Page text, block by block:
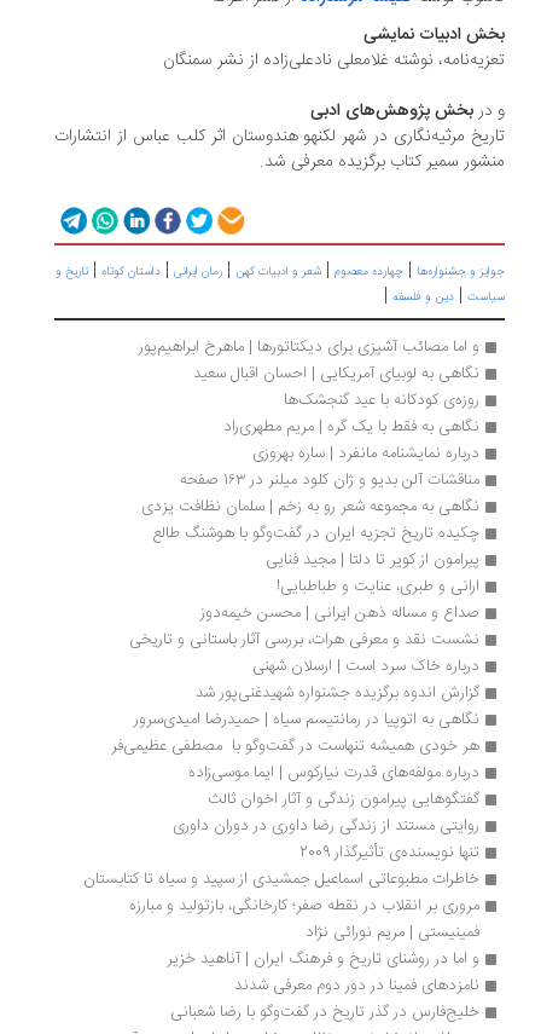
بخش ادبیات نمایشی
تعزیه‌نامه، نوشته غلامعلی نادعلی‌زاده از نشر سمنگان
و دربخش پژوهش‌های ادبی
تاریخ مرثیه‌نگاری در شهر لکنهو هندوستان اثر کلب عباس از انتشارات
منشور سمیر کتاب برگزیده معرفی شد.
جوایز و جشنواره‌ها | چهارده معصوم | شعر و ادبیات کهن | رمان ایرانی | داستان کوتاه | تاریخ و
سیاست | دین و فلسفه |
و اما مصائب آشپزی برای دیکتاتورها | ماهرخ ابراهیم‌پور
نگاهی به لوبیای آمریکایی | احسان اقبال سعید
روزه‌‌ی کودکانه با عید گنجشک‌ها
نگاهی به فقط با یک گره | مریم مطهری‌راد
درباره نمایشنامه مانفرد | ساره بهروزی
مناقشات آلن بدیو و ژان کلود میلنر در ۱۶۳ صفحه
نگاهی به مجموعه شعر رو به زخم | سلمان نظافت یزدی
چکیده تاریخ تجزیه ایران در گفت‌وگو با هوشنگ طالع
پبرامون از کویر تا دلتا | مجید فنایی
ارانی و طبری، عنایت و طباطبایی!
صداع و مساله ذهن ایرانی | محسن خیمه‌دوز
نشست نقد و معرفی هرات، بررسی آثار باستانی و تاریخی
درباره خاک سرد است | ارسلان شهنی
گزارش اندوه برگزیده جشنواره شهیدغنی‌پور شد
نگاهی به اتوپیا در رمانتیسم سیاه | حمیدرضا امیدی‌سرور
هر خودی همیشه تنهاست در گفت‌وگو با  مصطفی عظیمی‌فر
درباره مولفه‌های قدرت نیارکوس | ایما موسی‌زاده
گفتگوهایی پیرامون زندگی و آثار اخوان ثالث
روایتی مستند از زندگی رضا داوری در دوران داوری
تنها نویسنده‌ی تأثیرگذار 2009
خاطرات مطبوعاتی اسماعیل جمشیدی از سپید و سیاه تا کتابستان
فمینیستی | مریم نورائی نژاد
و اما در روشنای تاریخ و فرهنگ ایران | آناهید خزیر
نامزدهای فمینا در دور دوم معرفی شدند
خلیج‌فارس در گذر تاریخ در گفت‌وگو با رضا شعبانی